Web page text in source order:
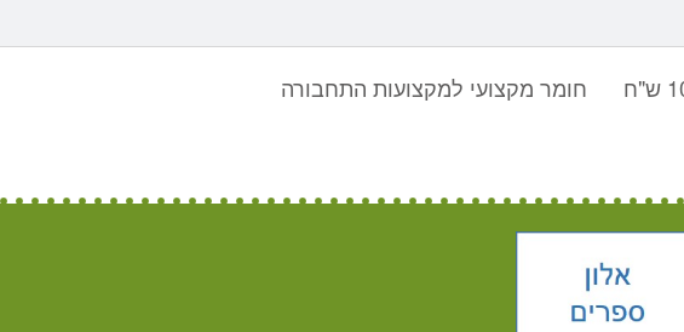
חומר מקצועי למקצועות התחבורה